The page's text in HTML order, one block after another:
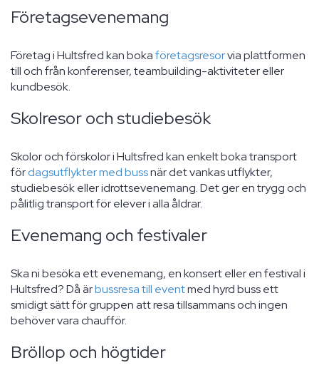
Företagsevenemang
Företag i Hultsfred kan bokaföretagsresorvia plattformen
till och från konferenser, teambuilding-aktiviteter eller
kundbesök.
Skolresor och studiebesök
Skolor och förskolor i Hultsfred kan enkelt boka transport
fördagsutflykter med bussnär det vankas utflykter,
studiebesök eller idrottsevenemang. Det ger en trygg och
pålitlig transport för elever i alla åldrar.
Evenemang och festivaler
Ska ni besöka ett evenemang, en konsert eller en festival i
Hultsfred? Då ärbussresa till eventmed hyrd buss ett
smidigt sätt för gruppen att resa tillsammans och ingen
behöver vara chaufför.
Bröllop och högtider